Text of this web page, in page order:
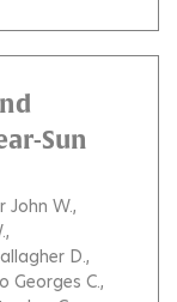
Sun
John W.
D.
Georges C.